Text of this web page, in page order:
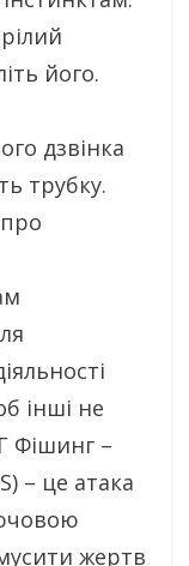
його.
дзвінка
трубку.
інші не
Фішинг –
– це атака
жертв